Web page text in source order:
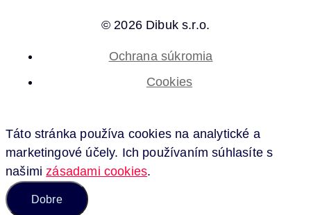
© 2026 Dibuk s.r.o.
Ochrana súkromia
Cookies
Táto stránka používa cookies na analytické a
marketingové účely. Ich používaním súhlasíte s
našimizásadami cookies.
Dobre